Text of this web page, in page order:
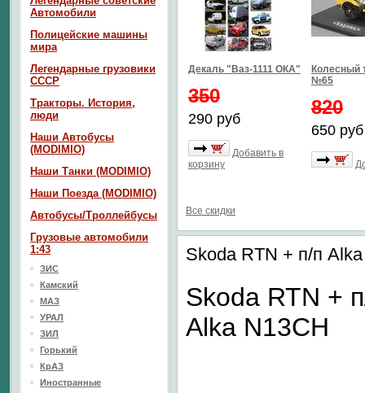
Декаль "Ваз-1111 ОКА"
350
290 руб
Добавить в
корзину
Колесный
№65
820
650 руб
Все скидки
Skoda RTN + п/п
Skoda RTN +
Alka N13CH
Автомобили
Полицейские машины
мира
Легендарные грузовики
СССР
Тракторы. История,
люди
Наши Автобусы
(MODIMIO)
Наши Танки (MODIMIO)
Наши Поезда (MODIMIO)
Автобусы/Троллейбусы
Грузовые автомобили
1:43
ЗИС
Камский
МАЗ
УРАЛ
ЗИЛ
Горький
КрАЗ
Иностранные